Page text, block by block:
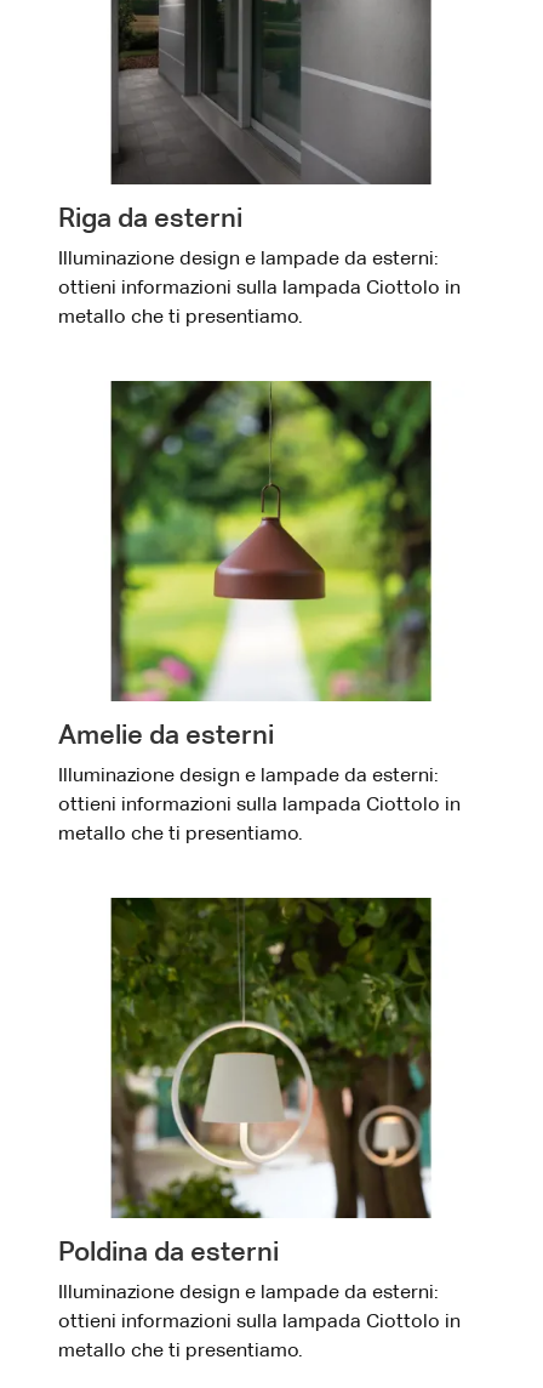
Riga da esterni
Illuminazione design e lampade da esterni:
ottieni informazioni sulla lampada Ciottolo in
metallo che ti presentiamo.
Amelie da esterni
Illuminazione design e lampade da esterni:
ottieni informazioni sulla lampada Ciottolo in
metallo che ti presentiamo.
Poldina da esterni
Illuminazione design e lampade da esterni:
ottieni informazioni sulla lampada Ciottolo in
metallo che ti presentiamo.